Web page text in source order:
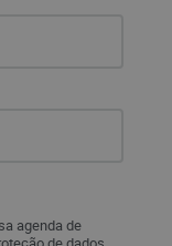
agenda de